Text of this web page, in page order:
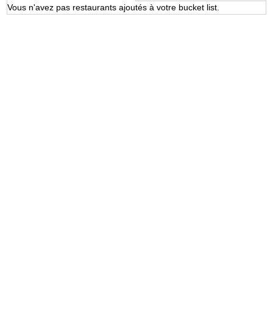
Vous n'avez pas restaurants ajoutés à votre bucket list.